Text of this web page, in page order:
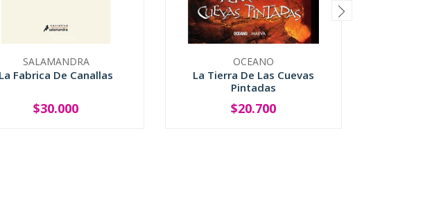
SALAMANDRA
La Fabrica De Canallas
+
$30.000
OCEANO
La Tierra De Las Cuevas
Pintadas
+
$20.700